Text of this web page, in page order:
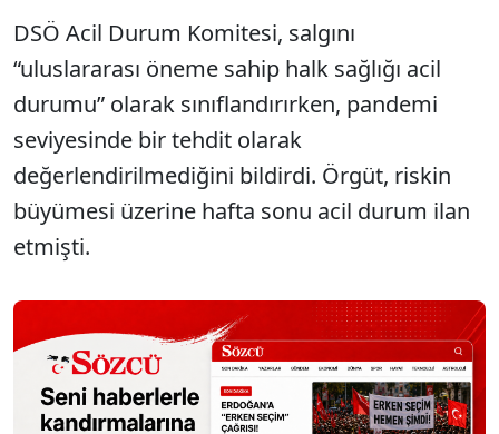
DSÖ Acil Durum Komitesi, salgını
“uluslararası öneme sahip halk sağlığı acil
durumu” olarak sınıflandırırken, pandemi
seviyesinde bir tehdit olarak
değerlendirilmediğini bildirdi. Örgüt, riskin
büyümesi üzerine hafta sonu acil durum ilan
etmişti.